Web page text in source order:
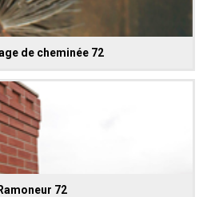
de cheminée 72
Ramoneur 72